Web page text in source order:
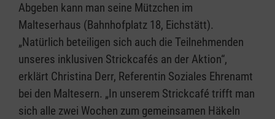
Abgeben kann man seine Mützchen im
Malteserhaus (Bahnhofplatz 18, Eichstätt).
„Natürlich beteiligen sich auch die Teilnehmenden
unseres inklusiven Strickcafés an der Aktion“,
erklärt Christina Derr, Referentin Soziales Ehrenamt
bei den Maltesern. „In unserem Strickcafé trifft man
sich alle zwei Wochen zum gemeinsamen Häkeln